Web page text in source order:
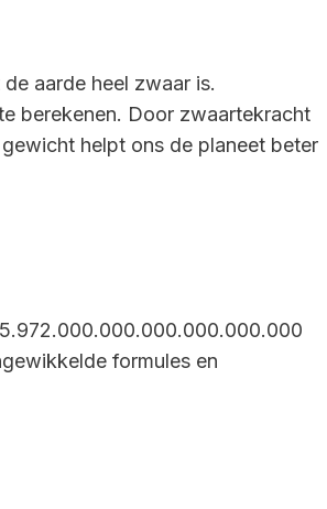
aarde heel zwaar is.
berekenen. Door zwaartekracht
helpt ons de planeet beter
formules en